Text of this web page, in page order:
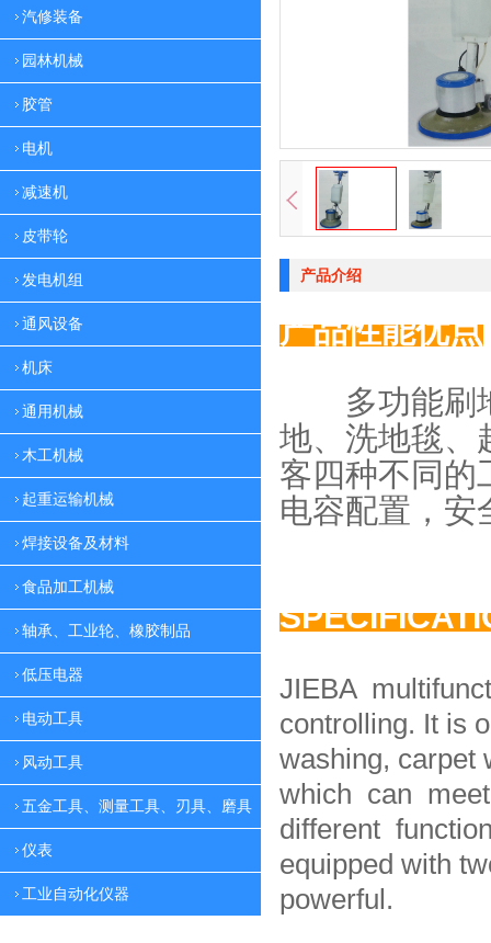
汽修装备
园林机械
胶管
电机
减速机
皮带轮
发电机组
通风设备
机床
通用机械
木工机械
起重运输机械
焊接设备及材料
食品加工机械
轴承、工业轮、橡胶制品
低压电器
电动工具
风动工具
五金工具、测量工具、刃具、磨具
仪表
工业自动化仪器
产品介绍
产品性能优点
多功能刷地
地、 洗地毯、
客四种不同的
电容配置， 安
JIEBA
controlling. It is
washing, carpet
which can
different
equipped with
powerful.